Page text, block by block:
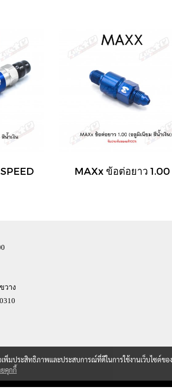
MAXx ข้อต่อยาว 1.00
วาง
เพิ่มประสิทธิภาพและประสบการณ์ที่ดีในการใช้งานเว็บไซต์ข
คุกกี้